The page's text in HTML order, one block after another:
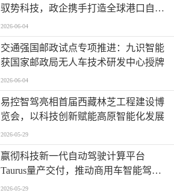
驭势科技，政企携手打造全球港口自动
驾驶应用样板
2026-06-04
交通强国邮政试点专项推进：九识智能
获国家邮政局无人车技术研发中心授牌
2026-06-04
易控智驾亮相首届西藏林芝工程建设博
览会，以科技创新赋能高原智能化发展
2026-05-29
嬴彻科技新一代自动驾驶计算平台
Taurus量产交付，推动商用车智能驾驶
加速渗透
2026-05-29